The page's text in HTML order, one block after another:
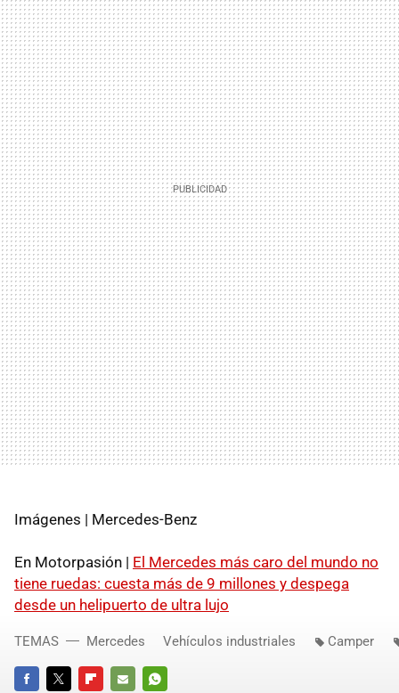
Imágenes | Mercedes-Benz
En Motorpasión | El Mercedes más caro del mundo no
tiene ruedas: cuesta más de 9 millones y despega
desde un helipuerto de ultra lujo
TEMAS Mercedes Vehículos industriales Camper